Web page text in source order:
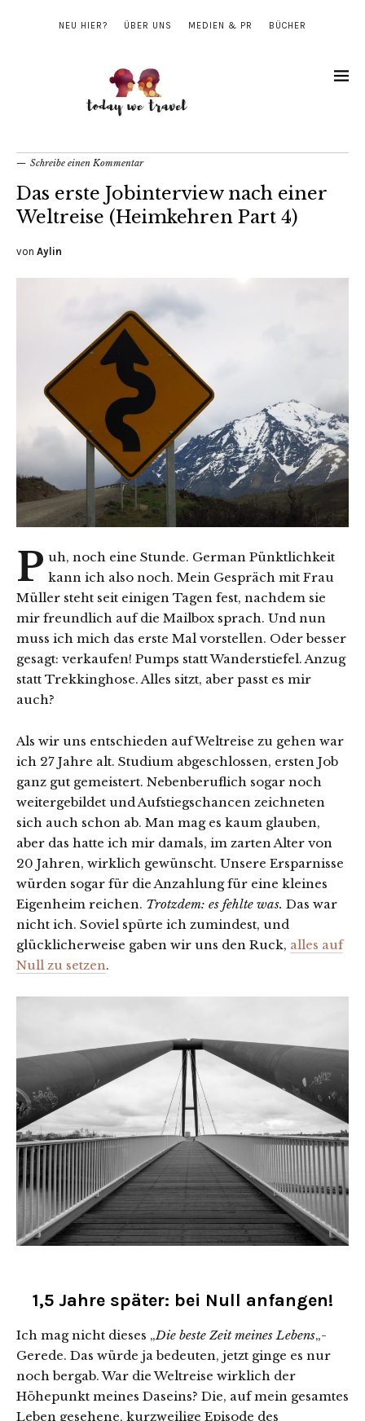
NEU HIER? ÜBER UNS MEDIEN & PR BÜCHER
Schreibe einen Kommentar
Das erste Jobinterview nach einer
Weltreise (Heimkehren Part 4)
von Aylin
P uh, noch eine Stunde. German Pünktlichkeit
kann ich also noch. Mein Gespräch mit Frau
Müller steht seit einigen Tagen fest, nachdem sie
mir freundlich auf die Mailbox sprach. Und nun
muss ich mich das erste Mal vorstellen. Oder besser
gesagt: verkaufen! Pumps statt Wanderstiefel. Anzug
statt Trekkinghose. Alles sitzt, aber passt es mir
auch?
Als wir uns entschieden auf Weltreise zu gehen war
ich 27 Jahre alt. Studium abgeschlossen, ersten Job
ganz gut gemeistert. Nebenberuflich sogar noch
weitergebildet und Aufstiegschancen zeichneten
sich auch schon ab. Man mag es kaum glauben,
aber das hatte ich mir damals, im zarten Alter von
20 Jahren, wirklich gewünscht. Unsere Ersparnisse
würden sogar für die Anzahlung für eine kleines
Eigenheim reichen. Trotzdem: es fehlte was. Das war
nicht ich. Soviel spürte ich zumindest, und
glücklicherweise gaben wir uns den Ruck, alles auf
Null zu setzen.
1,5 Jahre später: bei Null anfangen!
Ich mag nicht dieses „Die beste Zeit meines Lebens„-
Gerede. Das würde ja bedeuten, jetzt ginge es nur
noch bergab. War die Weltreise wirklich der
Höhepunkt meines Daseins? Die, auf mein gesamtes
Leben gesehene, kurzweilige Episode des